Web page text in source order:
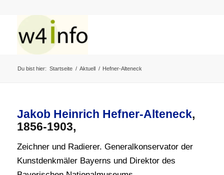
Du bist hier: Startseite / Aktuell / Hefner-Alteneck
Jakob Heinrich Hefner-Alteneck,
1856-1903,
Zeichner und Radierer. Generalkonservator der
Kunstdenkmäler Bayerns und Direktor des